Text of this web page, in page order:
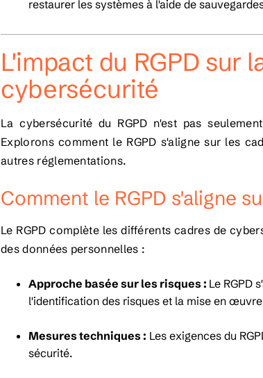
restaurer les systèmes à l'aide de
L'impact du RGPD sur
cybersécurité
La cybersécurité du RGPD n'est pas
Explorons comment le RGPD s'aligne sur les
autres réglementations.
Comment le RGPD s'aligne
Le RGPD complète les différents cadres de
des données personnelles :
Approche basée sur les risques : Le RGPD
l'identification des risques et la mise en
Mesures techniques : Les exigences du
sécurité.